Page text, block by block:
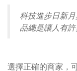
科技進步日新
品總是讓人有許
選擇正確的商家，